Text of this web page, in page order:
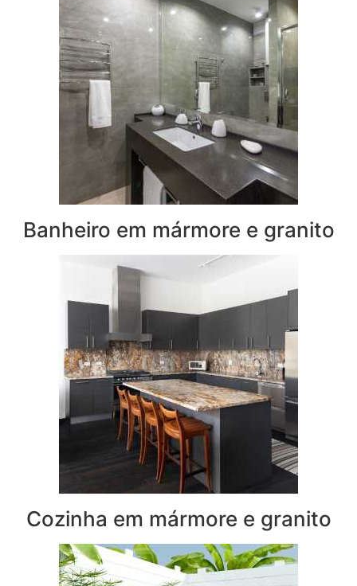
Banheiro em mármore e granito
Cozinha em mármore e granito